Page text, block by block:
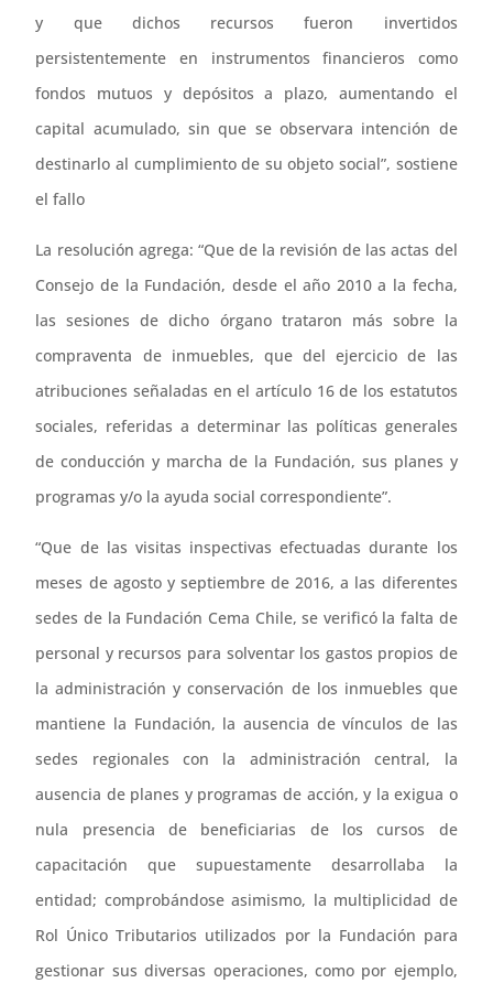
y que dichos recursos fueron invertidos
persistentemente en instrumentos financieros como
fondos mutuos y depósitos a plazo, aumentando el
capital acumulado, sin que se observara intención de
destinarlo al cumplimiento de su objeto social”, sostiene
el fallo
La resolución agrega: “Que de la revisión de las actas del
Consejo de la Fundación, desde el año 2010 a la fecha,
las sesiones de dicho órgano trataron más sobre la
compraventa de inmuebles, que del ejercicio de las
atribuciones señaladas en el artículo 16 de los estatutos
sociales, referidas a determinar las políticas generales
de conducción y marcha de la Fundación, sus planes y
programas y/o la ayuda social correspondiente”.
“Que de las visitas inspectivas efectuadas durante los
meses de agosto y septiembre de 2016, a las diferentes
sedes de la Fundación Cema Chile, se verificó la falta de
personal y recursos para solventar los gastos propios de
la administración y conservación de los inmuebles que
mantiene la Fundación, la ausencia de vínculos de las
sedes regionales con la administración central, la
ausencia de planes y programas de acción, y la exigua o
nula presencia de beneficiarias de los cursos de
capacitación que supuestamente desarrollaba la
entidad; comprobándose asimismo, la multiplicidad de
Rol Único Tributarios utilizados por la Fundación para
gestionar sus diversas operaciones, como por ejemplo,